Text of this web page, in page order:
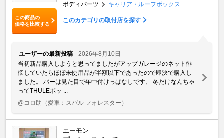
この商品の
価格を比較する
ボディパーツ キャリア・ルーフボックス
このカテゴリの取付店を探す
ユーザーの最新投稿
2026年8月10日
当初新品購入しようと思ってましたがアップガレージのネット徘
徊していたらほぼ未使用品が半額以下であったので即決で購入し
ました。 バーは見た目で年中付けっぱなしです、 冬だけなんちゃ
ってTHULEボッ ...
@コロ助 （愛車：スバル フォレスター）
エーモン